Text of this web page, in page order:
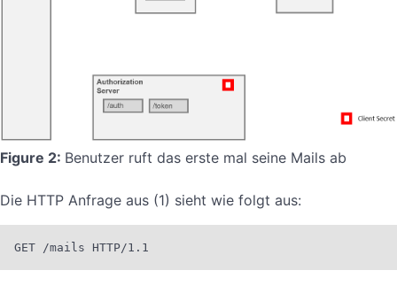
Figure 2: Benutzer ruft das erste mal seine Mails ab
Die HTTP Anfrage aus (1) sieht wie folgt aus:
GET /mails HTTP/1.1